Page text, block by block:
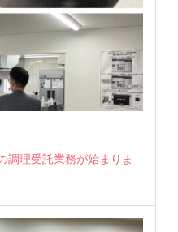
調理受託業務が始まりま